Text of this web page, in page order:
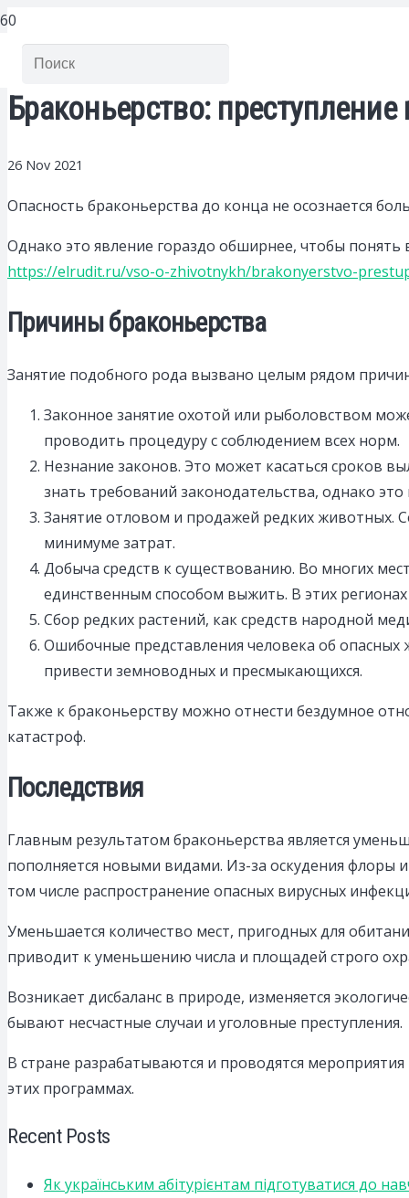
Браконьерство:
26 Nov 2021
Опасность браконьерства до конца не осознается
Однако это явление гораздо обширнее, чтобы
https://elrudit.ru/vso-o-zhivotnykh/brakonyerstvo-
Причины браконьерства
Занятие подобного рода вызвано целым рядом
Законное занятие охотой или рыболовством
проводить процедуру с соблюдением всех норм.
Незнание законов. Это может касаться сроков
знать требований законодательства, однако
Занятие отловом и продажей редких животных.
минимуме затрат.
Добыча средств к существованию. Во многих
единственным способом выжить. В этих
Сбор редких растений, как средств народной
Ошибочные представления человека об
привести земноводных и пресмыкающихся.
Также к браконьерству можно отнести бездумное
катастроф.
Последствия
Главным результатом браконьерства является
пополняется новыми видами. Из-за оскудения флоры
том числе распространение опасных вирусных
Уменьшается количество мест, пригодных для
приводит к уменьшению числа и площадей строго
Возникает дисбаланс в природе, изменяется
бывают несчастные случаи и уголовные преступления.
В стране разрабатываются и проводятся
этих программах.
Recent Posts
Як українським абітурієнтам підготуватися до